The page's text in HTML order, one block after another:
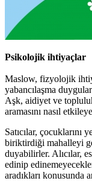
Psikolojik ihtiyaçlar
Maslow, fizyolojik
yabancılaşma
Aşk, aidiyet ve topluluk
aramasını nasıl
Satıcılar, çocuklarını
biriktirdiği mahalleyi
duyabilirler. Alıcılar,
edinip
aradıkları konusunda